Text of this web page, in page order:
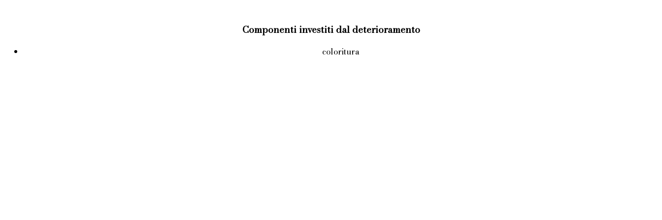
Componenti investiti dal deterioramento
coloritura